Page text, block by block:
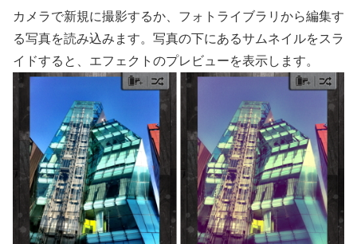
カメラで新規に撮影するか、フォトライブラリから編集す
る写真を読み込みます。写真の下にあるサムネイルをスラ
イドすると、エフェクトのプレビューを表示します。